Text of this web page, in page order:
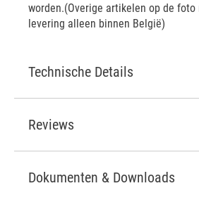
worden.(Overige artikelen op de
levering alleen binnen België)
Technische Details
Reviews
Dokumenten & Downloads